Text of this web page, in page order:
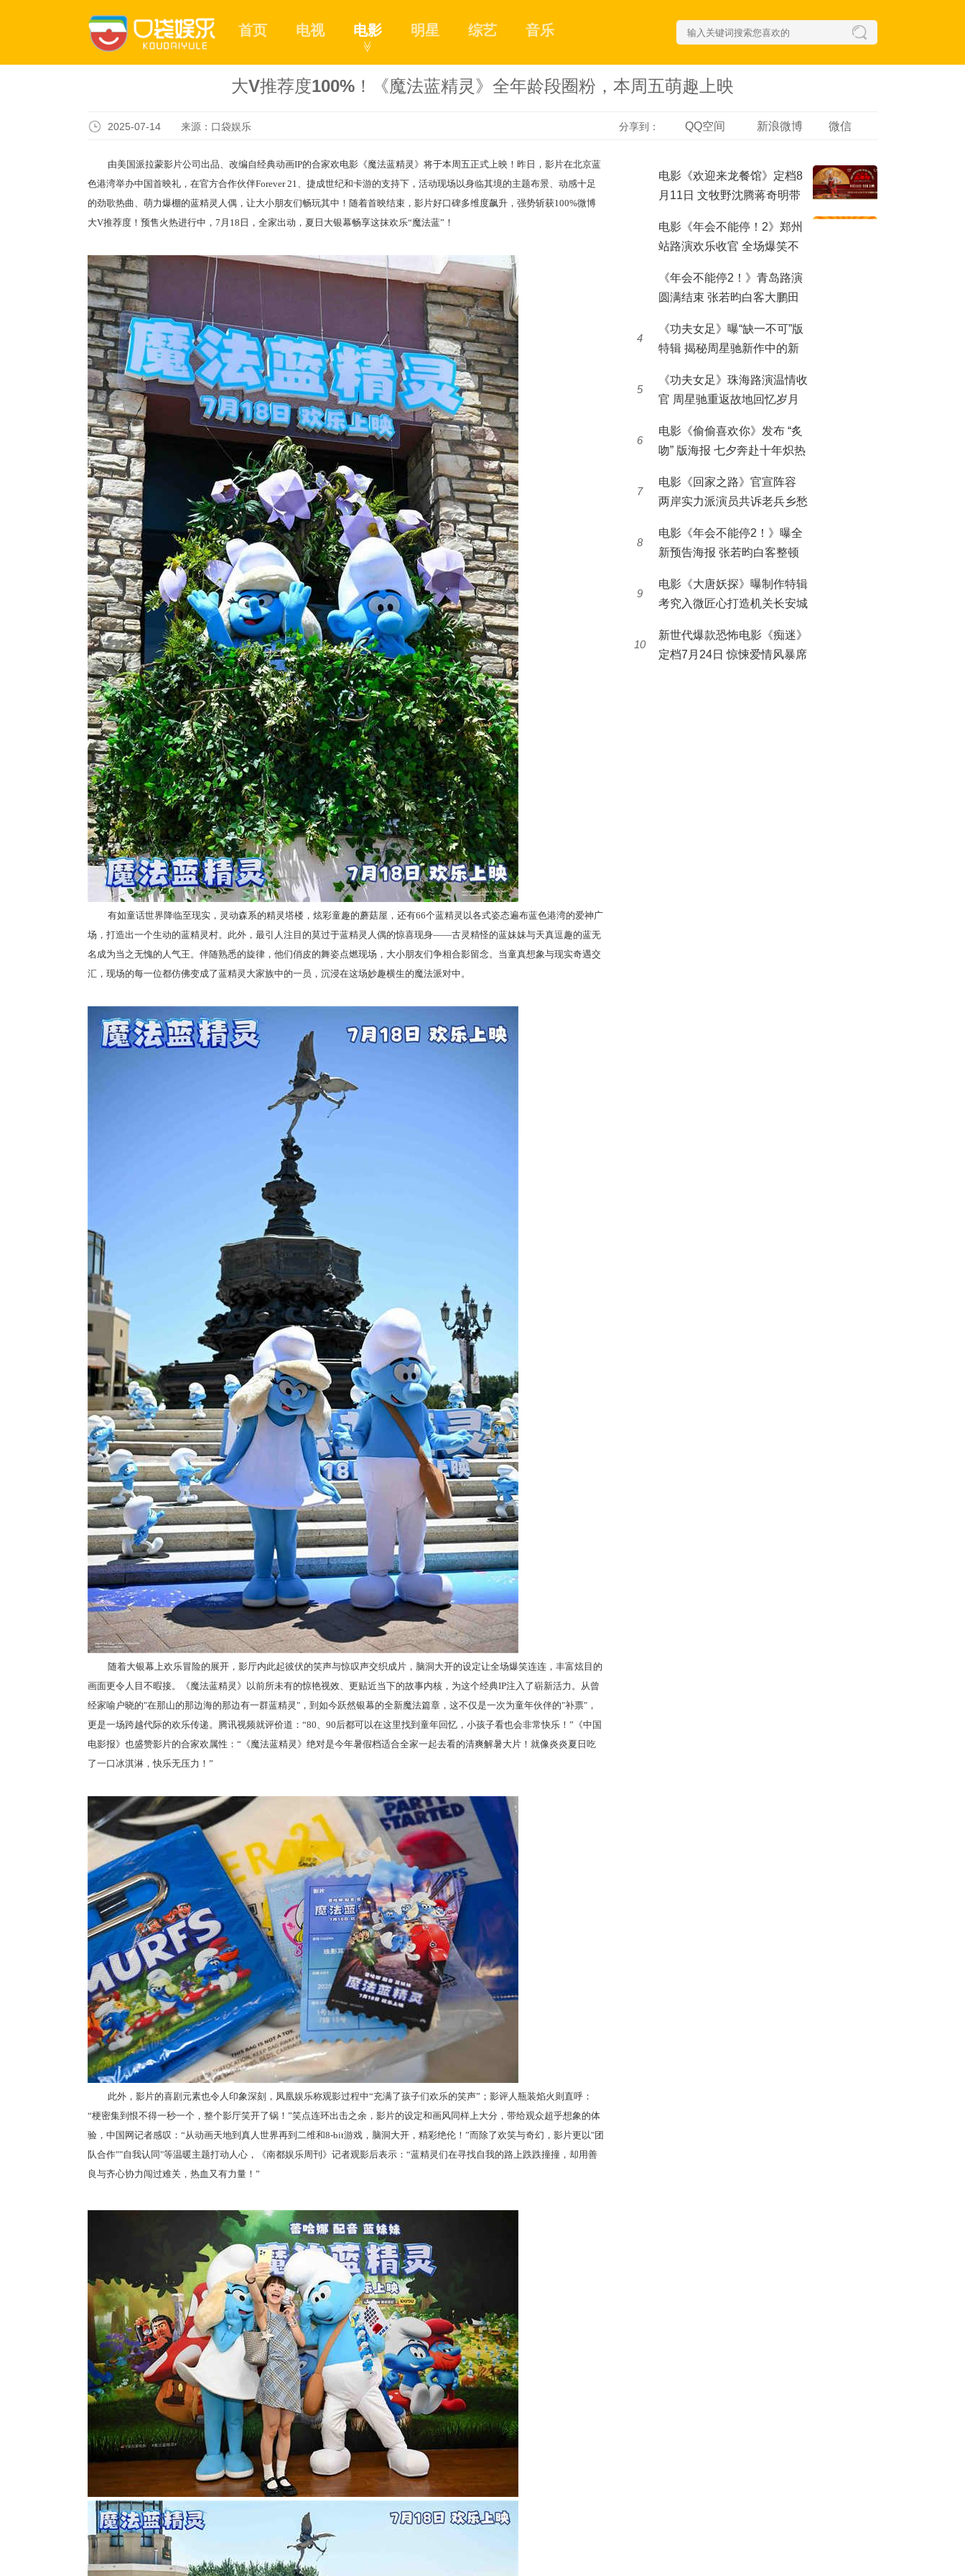
首页 电视 电影
≫
明星 综艺 音乐
大V推荐度100%！《魔法蓝精灵》全年龄段圈粉，本周五萌趣上映
2025-07-14 来源：口袋娱乐 微信
新浪微博
QQ空间
分享到：
由美国派拉蒙影片公司出品、改编自经典动画IP的合家欢电影《魔法蓝精灵》将于本周五正式上映！昨日，影片在北京蓝
色港湾举办中国首映礼， 在官方合作伙伴Forever 21、捷成世纪和卡游的支持下， 活动现场以身临其境的主题布景、动感十足
的劲歌热曲、萌力爆棚的蓝精灵人偶，让大小朋友们畅玩其中！随着首映结束，影片好口碑多维度飙升，强势斩获100%微博
大V推荐度！预售火热进行中，7月18日，全家出动，夏日大银幕畅享这抹欢乐“魔法蓝”！
有如童话世界降临至现实，灵动森系的精灵塔楼，炫彩童趣的蘑菇屋，还有66个蓝精灵以各式姿态遍布蓝色港湾的爱神广
场，打造出一个生动的蓝精灵村。此外，最引人注目的莫过于蓝精灵人偶的惊喜现身——古灵精怪的蓝妹妹与天真逗趣的蓝无
名成为当之无愧的人气王。伴随熟悉的旋律，他们俏皮的舞姿点燃现场，大小朋友们争相合影留念。当童真想象与现实奇遇交
汇，现场的每一位都仿佛变成了蓝精灵大家族中的一员，沉浸在这场妙趣横生的魔法派对中。
随着大银幕上欢乐冒险的展开，影厅内此起彼伏的笑声与惊叹声交织成片，脑洞大开的设定让全场爆笑连连，丰富炫目的
画面更令人目不暇接。《魔法蓝精灵》以前所未有的惊艳视效、更贴近当下的故事内核，为这个经典IP注入了崭新活力。从曾
经家喻户晓的"在那山的那边海的那边有一群蓝精灵"，到如今跃然银幕的全新魔法篇章，这不仅是一次为童年伙伴的"补票"，
更是一场跨越代际的欢乐传递。腾讯视频就评价道：“80、90后都可以在这里找到童年回忆，小孩子看也会非常快乐！”《中国
电影报》也盛赞影片的合家欢属性：“《魔法蓝精灵》绝对是今年暑假档适合全家一起去看的清爽解暑大片！就像炎炎夏日吃
了一口冰淇淋，快乐无压力！”
此外，影片的喜剧元素也令人印象深刻，凤凰娱乐称观影过程中“充满了孩子们欢乐的笑声”；影评人瓶装焰火则直呼：
“梗密集到恨不得一秒一个，整个影厅笑开了锅！”笑点连环出击之余，影片的设定和画风同样上大分，带给观众超乎想象的体
验，中国网记者感叹：“从动画天地到真人世界再到二维和8-bit游戏，脑洞大开，精彩绝伦！”而除了欢笑与奇幻，影片更以"团
队合作""自我认同"等温暖主题打动人心，《南都娱乐周刊》记者观影后表示：“蓝精灵们在寻找自我的路上跌跌撞撞，却用善
良与齐心协力闯过难关，热血又有力量！”
电影《欢迎来龙餐馆》定档8
月11日 文牧野沈腾蒋奇明带
电影《年会不能停！2》郑州
站路演欢乐收官 全场爆笑不
《年会不能停2！》青岛路演
圆满结束 张若昀白客大鹏田
4
《功夫女足》曝“缺一不可”版
特辑 揭秘周星驰新作中的新
5
《功夫女足》珠海路演温情收
官 周星驰重返故地回忆岁月
6
电影《偷偷喜欢你》发布 “炙
吻” 版海报 七夕奔赴十年炽热
7
电影《回家之路》官宣阵容
两岸实力派演员共诉老兵乡愁
8
电影《年会不能停2！》曝全
新预告海报 张若昀白客整顿
9
电影《大唐妖探》曝制作特辑
考究入微匠心打造机关长安城
10
新世代爆款恐怖电影《痴迷》
定档7月24日 惊悚爱情风暴席